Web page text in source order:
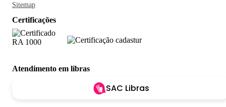
Sitemap
Certificações
Atendimento em libras
SAC Libras